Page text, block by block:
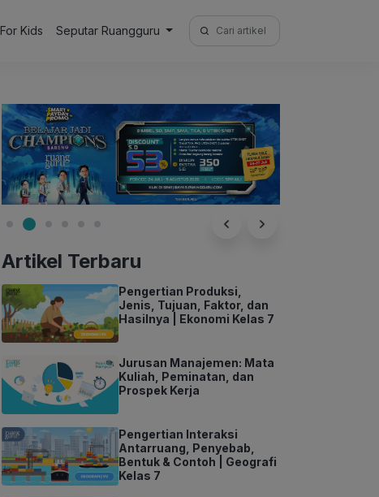
For Kids Seputar Ruangguru
Search
for:
Artikel Terbaru
Pengertian Produksi,
Jenis, Tujuan, Faktor, dan
Hasilnya | Ekonomi Kelas 7
Jurusan Manajemen: Mata
Kuliah, Peminatan, dan
Prospek Kerja
Pengertian Interaksi
Antarruang, Penyebab,
Bentuk & Contoh | Geografi
Kelas 7